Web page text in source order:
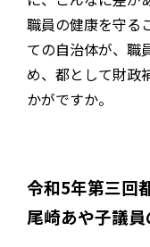
職員の健康を守る
ての自治体が、職
め、都として財政
かがですか。
令和5年第三回
尾崎あや子議